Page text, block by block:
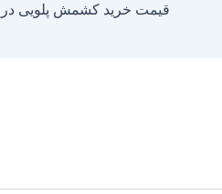
قیمت خرید کشمش پلویی در